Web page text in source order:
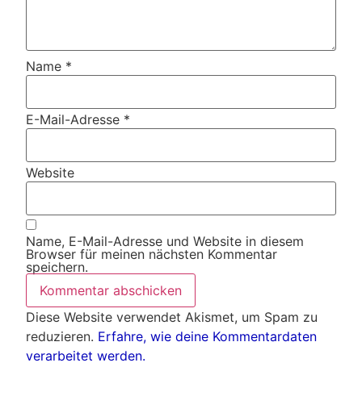
Name *
E-Mail-Adresse *
Website
Name, E-Mail-Adresse und Website in diesem
Browser für meinen nächsten Kommentar
speichern.
Diese Website verwendet Akismet, um Spam zu
reduzieren. Erfahre, wie deine Kommentardaten
verarbeitet werden.